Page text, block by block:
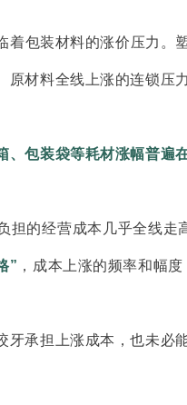
着包装材料的涨价压力
材料全线上涨的连锁压力
、包装袋等耗材涨幅普遍
的经营成本几乎全线走
” ，成本上涨的频率和幅
承担上涨成本，也未必